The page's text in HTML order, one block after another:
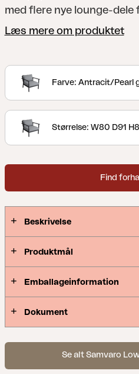
med flere nye lounge-dele
kombinationsmuligheder.
en behagelig støtte. Den
til både afslapning og
klassisk serie i aluminium
kombinationsmuligheder.
denne nye serie, hvor
Læs mere om produktet
Farve: Antracit/Pearl
Størrelse: W80 D91
Find
Beskrivelse
Produktmål
Emballageinformation
Dokument
Se alt Samvaro